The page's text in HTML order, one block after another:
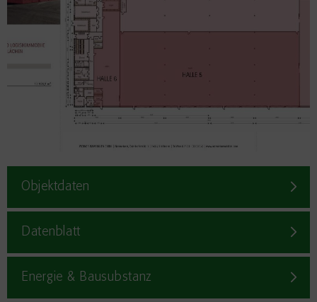
Objektdaten
Datenblatt
Energie & Bausubstanz